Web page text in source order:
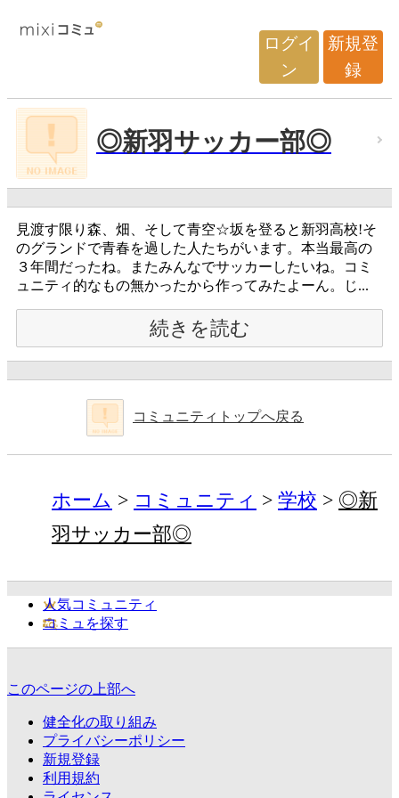
ログイ
ン
新規登
録
◎新羽サッカー部◎
見渡す限り森、畑、そして青空☆坂を登ると新羽高校!そ
のグランドで青春を過した人たちがいます。本当最高の
３年間だったね。またみんなでサッカーしたいね。コミ
ュニティ的なもの無かったから作ってみたよーん。じ...
続きを読む
コミュニティトップへ戻る
ホーム コミュニティ 学校
◎新
羽サッカー部◎
人気コミュニティ
コミュを探す
このページの上部へ
健全化の取り組み
プライバシーポリシー
新規登録
利用規約